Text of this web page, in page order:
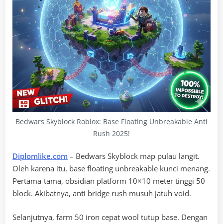
Bedwars Skyblock Roblox: Base Floating Unbreakable Anti
Rush 2025!
Diplomlike.com – Bedwars Skyblock map pulau langit.
Oleh karena itu, base floating unbreakable kunci menang.
Pertama-tama, obsidian platform 10×10 meter tinggi 50
block. Akibatnya, anti bridge rush musuh jatuh void.
Selanjutnya, farm 50 iron cepat wool tutup base. Dengan